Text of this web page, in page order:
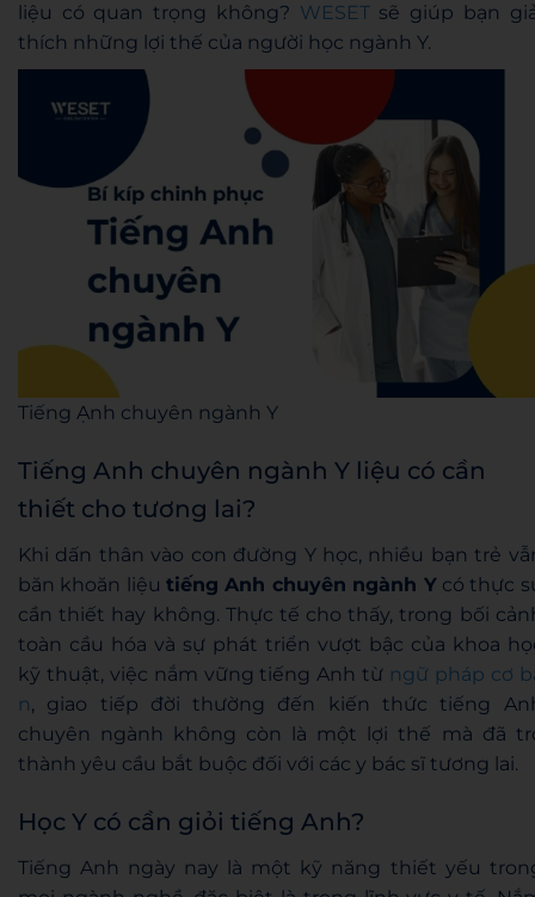
liệu có quan trọng không? WESETsẽ giúp bạn
thích những lợi thế của người học ngành Y.
Tiếng Ạnh chuyên ngành Y
Tiếng Anh chuyên ngành Y liệu có cần
thiết cho tương lai?
Khi dấn thân vào con đường Y học, nhiều bạn trẻ
băn khoăn liệutiếng Anh chuyên ngành Ycó thực
cần thiết hay không. Thực tế cho thấy, trong bối
toàn cầu hóa và sự phát triển vượt bậc của khoa
kỹ thuật, việc nắm vững tiếng Anh từ ngữ pháp cơ
n, giao tiếp đời thường đến kiến thức tiếng
chuyên ngành không còn là một lợi thế mà đã
thành yêu cầu bắt buộc đối với các y bác sĩ tương lai.
Học Y có cần giỏi tiếng Anh?
Tiếng Anh ngày nay là một kỹ năng thiết yếu